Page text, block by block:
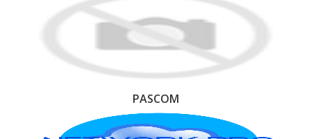
PASCOM